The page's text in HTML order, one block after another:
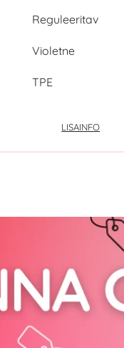
Reguleeritav
Violetne
TPE
LISAINFO